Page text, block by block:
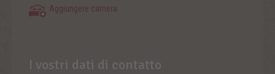
Aggiungere camera
I vostri dati di contatto